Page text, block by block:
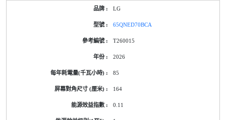
LG
65QNED70BCA
T260015
2026
85
164
0.11